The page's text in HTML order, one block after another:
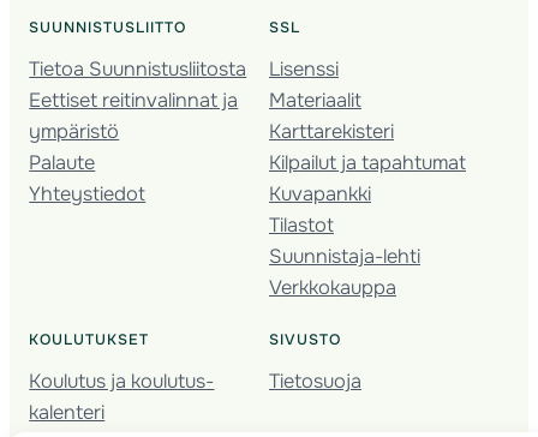
SUUNNISTUSLIITTO
Tietoa Suunnistusliitosta
Eettiset reitinvalinnat ja
ympäristö
Palaute
Yhteystiedot
SSL
Lisenssi
Materiaalit
Karttarekisteri
Kilpailut ja tapahtumat
Kuvapankki
Tilastot
Suunnistaja-lehti
Verkkokauppa
KOULUTUKSET
Koulutus ja koulutus­
kalenteri
SIVUSTO
Tietosuoja